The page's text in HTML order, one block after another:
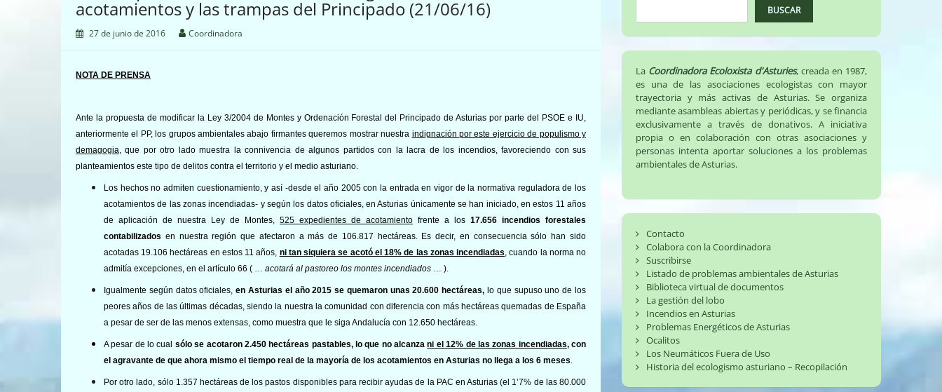
acotamientos y las trampas del Principado (21/06/16)
27 de junio de 2016 Coordinadora
NOTA DE PRENSA
Ante la propuesta de modificar la Ley 3/2004 de Montes y Ordenación Forestal del Principado de Asturias por parte del PSOE e IU,
anteriormente el PP, los grupos ambientales abajo firmantes queremos mostrar nuestra indignación por este ejercicio de populismo y
demagogia, que por otro lado muestra laconnivencia de algunos partidos con la lacra de los incendios, favoreciendo con sus
planteamientos este tipo de delitos contra el territorio y el medio asturiano.
Los hechos no admiten cuestionamiento, y así -desde el año 2005 con la entrada en vigor de la normativa reguladora de los
acotamientos de las zonas incendiadas- y según los datos oficiales, en Asturias únicamente se han iniciado, en estos 11 años
de aplicación de nuestra Ley de Montes, 525 expedientes de acotamiento frente a los 17.656 incendios forestales
contabilizados en nuestra región que afectaron a más de 106.817 hectáreas. Es decir, en consecuencia sólo han sido
acotadas 19.106 hectáreas en estos 11 años, ni tan siquiera se acotó el 18% de las zonas incendiadas, cuando la norma no
admitía excepciones, en el artículo 66 ( … acotará al pastoreo los montes incendiados … ).
Igualmente según datos oficiales,en Asturias el año 2015 se quemaron unas 20.600 hectáreas, lo que supuso uno de los
peores años de las últimas décadas, siendo la nuestra la comunidad con diferencia con más hectáreas quemadas de España
a pesar de ser de las menos extensas, como muestra que le siga Andalucía con 12.650 hectáreas.
A pesar de lo cual sólo se acotaron 2.450 hectáreas pastables, lo que no alcanzani el 12% de las zonas incendiadas, con
el agravante de que ahora mismo el tiempo real de la mayoría de los acotamientos en Asturias no llega a los 6 meses.
Por otro lado, sólo 1.357 hectáreas de los pastos disponibles para recibir ayudas de la PAC en Asturias (el 1’7% de las 80.000
BUSCAR
La Coordinadora Ecoloxista d'Asturies, creada en 1987,
es una de las asociaciones ecologistas con mayor
trayectoria y más activas de Asturias. Se organiza
mediante asambleas abiertas y periódicas, y se financia
exclusivamente a través de donativos. A iniciativa
propia o en colaboración con otras asociaciones y
personas intenta aportar soluciones a los problemas
ambientales de Asturias.
Contacto
Colabora con la Coordinadora
Suscribirse
Listado de problemas ambientales de Asturias
Biblioteca virtual de documentos
La gestión del lobo
Incendios en Asturias
Problemas Energéticos de Asturias
Ocalitos
Los Neumáticos Fuera de Uso
Historia del ecologismo asturiano – Recopilación